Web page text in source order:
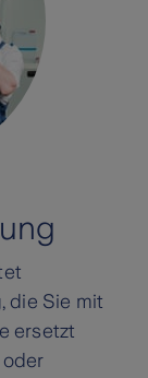
die Sie mit
ersetzt